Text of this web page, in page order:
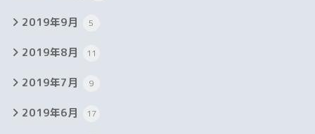
2019年9月 5
2019年8月 11
2019年7月 9
2019年6月 17